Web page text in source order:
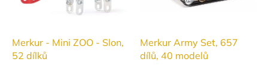
Merkur - Mini ZOO - Slon,
52 dílků
Merkur Army Set, 657
dílů, 40 modelů